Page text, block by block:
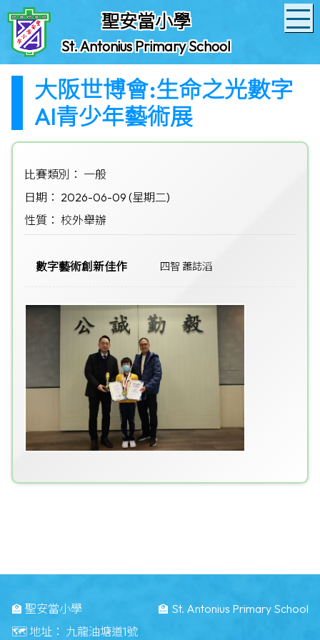
聖安當小學
St. Antonius Primary School
大阪世博會:生命之光數字
AI青少年藝術展
比賽類別： 一般
日期： 2026-06-09 (星期二)
性質： 校外舉辦
數字藝術創新佳作 四智 蕭誌滔
🏫 聖安當小學
🏫 St. Antonius Primary School
🗺️ 地址： 九龍油塘道1號